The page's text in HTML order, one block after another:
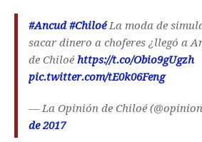
#Ancud #ChiloéLa moda de
sacar dinero a choferes ¿llegó a
de Chiloéhttps://t.co/Obio9gUgzh
pic.twitter.com/tE0k06Feng
— La Opinión de Chiloé
de 2017